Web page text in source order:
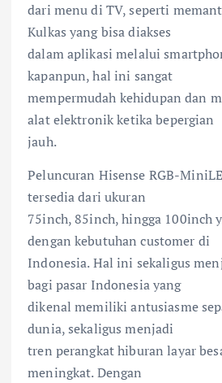
dari menu di TV, seperti
Kulkas yang bisa diakses
dalam aplikasi melalui
kapanpun, hal ini sangat
mempermudah kehidupan dan
alat elektronik ketika bepergian
jauh.
Peluncuran Hisense RGB-
tersedia dari ukuran
75inch, 85inch, hingga 100inch
dengan kebutuhan customer di
Indonesia. Hal ini sekaligus
bagi pasar Indonesia yang
dikenal memiliki antusiasme
dunia, sekaligus menjadi
tren perangkat hiburan layar
meningkat. Dengan